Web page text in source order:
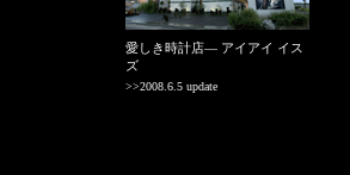
愛しき時計店― アイアイ イス
ズ
>>2008.6.5 update